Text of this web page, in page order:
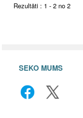
Rezultāti : 1 - 2 no 2
SEKO MUMS